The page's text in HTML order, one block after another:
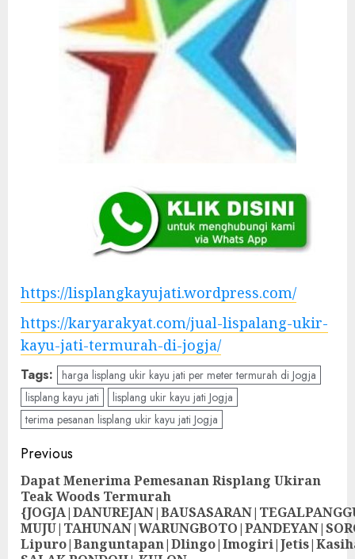
https://lisplangkayujati.wordpress.com/
https://karyarakyat.com/jual-lispalang-ukir-
kayu-jati-termurah-di-jogja/
Tags: harga lisplang ukir kayu jati per meter termurah di Jogja
lisplang kayu jati
lisplang ukir kayu jati Jogja
terima pesanan lisplang ukir kayu jati Jogja
Previous
Dapat Menerima Pemesanan Risplang Ukiran
Teak Woods Termurah